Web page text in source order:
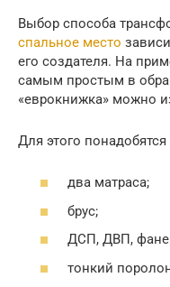
Выбор способа
спальное место
его создателя. На
самым простым в
«еврокнижка» можно
Для этого
два матраса;
брус;
ДСП, ДВП,
тонкий